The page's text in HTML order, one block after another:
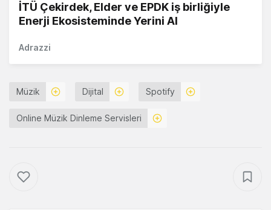
İTÜ Çekirdek, Elder ve EPDK iş birliğiyle
Enerji Ekosisteminde Yerini Al
Adrazzi
Müzik Dijital Spotify
Online Müzik Dinleme Servisleri